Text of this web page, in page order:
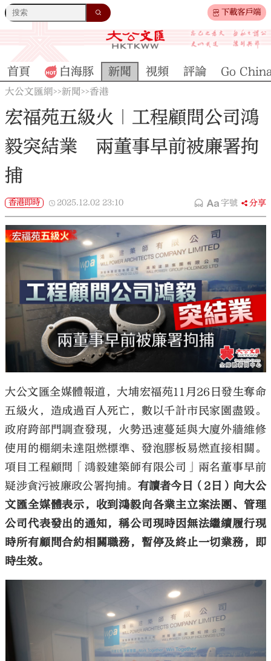
下載客戶端
大公文匯
首頁 白海豚 新聞 視頻 評論 Go
大公文匯網>>新聞>>香港
宏福苑五級火｜工程顧問公司鴻
毅突結業 兩董事早前被廉署拘
捕
香港即時 2025.12.02 23:10 字號 分享
大公文匯全媒體報道，大埔宏福苑11月26日發生奪命
五級火，造成過百人死亡，數以千計市民家園盡毀。
政府跨部門調查發現，火勢迅速蔓延與大廈外牆維修
使用的棚網未達阻燃標準、發泡膠板易燃直接相關。
項目工程顧問「鴻毅建築師有限公司」兩名董事早前
疑涉貪污被廉政公署拘捕。 有讀者今日（2日）向大公
文匯全媒體表示，收到鴻毅向各業主立案法團、管理
公司代表發出的通知，稱公司現時因無法繼續履行現
時所有顧問合約相關職務，暫停及終止一切業務，即
時生效。